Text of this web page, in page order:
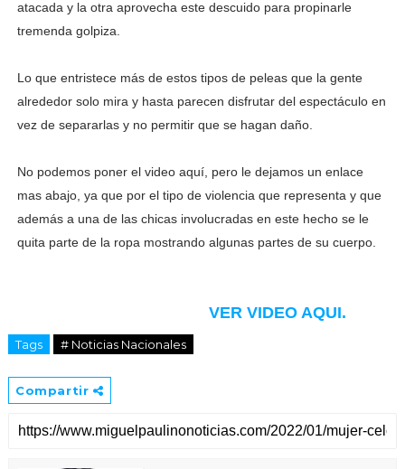
atacada y la otra aprovecha este descuido para propinarle
tremenda golpiza.
Lo que entristece más de estos tipos de peleas que la gente
alrededor solo mira y hasta parecen disfrutar del espectáculo en
vez de separarlas y no permitir que se hagan daño.
No podemos poner el video aquí, pero le dejamos un enlace
mas abajo, ya que por el tipo de violencia que representa y que
además a una de las chicas involucradas en este hecho se le
quita parte de la ropa mostrando algunas partes de su cuerpo.
VER VIDEO AQUI.
Tags # Noticias Nacionales
Compartir